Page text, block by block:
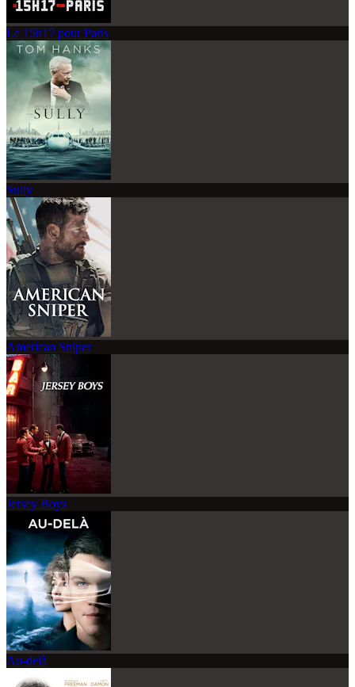
Le 15h17 pour Paris
Sully
American Sniper
Jersey Boys
Au-delà